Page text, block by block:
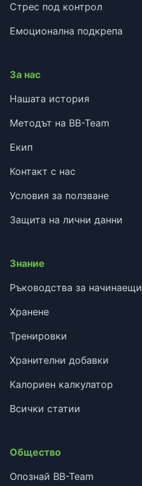
Стрес под контрол
Емоционална подкрепа
За нас
Нашата история
Методът на BB-Team
Екип
Контакт с нас
Условия за ползване
Защита на лични данни
Знание
Ръководства за начинаещи
Хранене
Тренировки
Хранителни добавки
Калориен калкулатор
Всички статии
Общество
Опознай BB-Team